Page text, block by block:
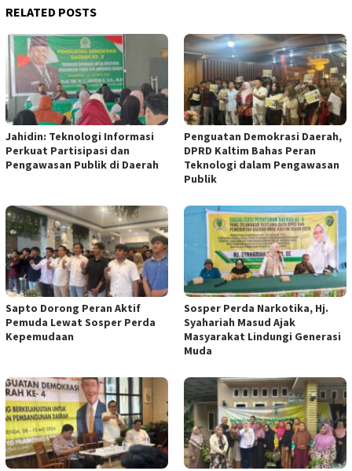
RELATED POSTS
Jahidin: Teknologi Informasi
Perkuat Partisipasi dan
Pengawasan Publik di Daerah
Penguatan Demokrasi Daerah,
DPRD Kaltim Bahas Peran
Teknologi dalam Pengawasan
Publik
Sapto Dorong Peran Aktif
Pemuda Lewat Sosper Perda
Kepemudaan
Sosper Perda Narkotika, Hj.
Syahariah Masud Ajak
Masyarakat Lindungi Generasi
Muda